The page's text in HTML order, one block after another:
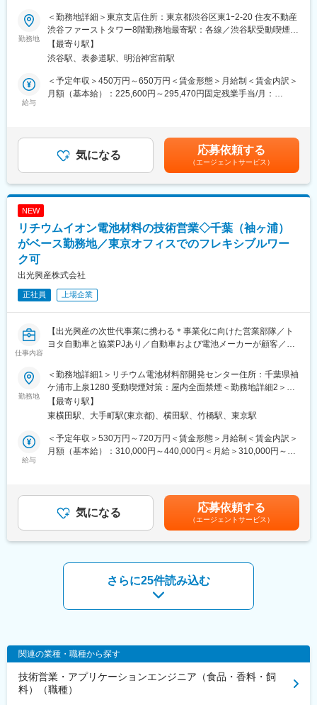
した容器を選定し、評価・検証を行いながら製品化を進めていき
ます。
■このポジションの特徴
本ポジションで特に重要となるのは、プロジェクトを円滑に推進
する調整力や管理力です。
・複数案件のスケジュール管理
などを通じて、お客様の要望を商品として形にしていく役割を担
います。
生産管理、品質保証、品質管理、購買・調達、営業などのご経験
躍いただけます。
・多様な化粧品ブランドの商品開発に携われる
・商品化までのプロジェクト全体を担当できる
・容器選定から量産化まで幅広い経験を積める
・お客様の要望を形にする達成感を味わえる
■業務概要
化粧品・医薬部外品のOEM/ODM事業を展開する当社にて、容
器・包装資材に関する開発プロジェクトの推進をご担当いただき
ます。
お客様のご要望をもとに、営業担当や容器・包装資材メーカーと
連携しながら、最適な容器・包装資材の探索・選定から評価試
験、量産化まで一連のプロジェクトを推進いただくポジションで
す。
商品化を実現していく役割を担います。
容器や包装資材に関する専門知識は入社後に習得いただけるた
め、業界経験がない方も歓迎しています。
・容器・包装資材の探索、選定
・開発案件の進行管理
・容器・包装資材メーカーとの仕様調整、納期調整
・容器・包装資材の評価試験（漏れ・適合性確認等）
・量産立ち上げに向けた対応
※容器メーカーの既存ラインナップから製品コンセプトや処方に適
ます。
■このポジションの特徴
本ポジションで特に重要となるのは、プロジェクトを円滑に推進
する調整力や管理力です。
・複数案件のスケジュール管理
・社内外との折衝・調整
・容器・包装資材の選定、評価
います。
生産管理、品質保証、品質管理、購買・調達、営業などのご経験
をお持ちの方は、これまで培った調整力や管理力を活かしてご活
■業務の魅力
・多様な化粧品ブランドの商品開発に携われる
・商品化までのプロジェクト全体を担当できる
・調整力・交渉力・進行管理力を高められる
・容器選定から量産化まで幅広い経験を積める
変更の範囲：会社の定める業務
勤務地
＜勤務地詳細＞東京支店住所：東京都渋谷区東1ｰ2-20 住友不動産
渋谷ファーストタワー8階勤務地最寄駅：各線／渋谷駅受動喫煙対
策：屋内全面禁煙変更の範囲：会社の定める事業所（リモートワ
ーク含む）
【最寄り駅】
渋谷駅、表参道駅、明治神宮前駅
給与
＜予定年収＞450万円～650万円＜賃金形態＞月給制＜賃金内訳＞
月額（基本給）：225,600円～295,470円固定残業手当/月：
を超えた分は別途時間外手当を支給※対象者には住宅手当（最大月
7万円）、家族手当（扶養家族に応じ支給）を別途支給■賞与：年
2回（6月、12月）■昇給：年1回（10月）賃金はあくまでも目安の
金額であり、選考を通じて上下する可能性があります。月給(月額)
は固定手当を含めた表記です。
気になる 応募依頼する
（エージェントサービス）
NEW
リチウムイオン電池材料の技術営業◇千葉（袖ヶ浦）
がベース勤務地／東京オフィスでのフレキシブルワー
ク可
出光興産株式会社
正社員 上場企業
仕事内容
【出光興産の次世代事業に携わる＊事業化に向けた営業部隊／ト
ヨタ自動車と協業PJあり／自動車および電池メーカーが顧客／東
■職務内容：
当社で開発中のリチウムイオン電池材料（固体電解質）の事業化
に向けて、事業化戦略のパートナーリングとして、マーケティン
グ戦略策定と取組先対応を遂行して頂き、取り組み先（自動車お
よび電池メーカー等）との交渉の窓口を担っていただきます。
＜具体的な業務内容＞
・各種会議の設定
・見積書作成
・債権管理等
※当社の材料採用に向けて、取組先（自動車および電池メーカー
等）との交渉の窓口を担っていただきます。
◎マーケティング業務【戦略策定、契約締結等】（業務割合：
30％）
・その中で、当該チームは事業化戦略のパートナーリングとし
て、マーケティング業務（マーケ戦略策定と取組先対応）を遂行
して頂きます。
勤務地
＜勤務地詳細1＞リチウム電池材料部開発センター住所：千葉県袖
ケ浦市上泉1280 受動喫煙対策：屋内全面禁煙＜勤務地詳細2＞本
社住所：東京都千代田区大手町1-2-1 勤務地最寄駅：地下鉄線／大
手町駅受動喫煙対策：屋内全面禁煙
【最寄り駅】
東横田駅、大手町駅(東京都)、横田駅、竹橋駅、東京駅
給与
＜予定年収＞530万円～720万円＜賃金形態＞月給制＜賃金内訳＞
月額（基本給）：310,000円～440,000円＜月給＞310,000円～
弊社規定により決定致します。※役職者は時間外手当、子ども手当
支給対象外です賃金はあくまでも目安の金額であり、選考を通じ
て上下する可能性があります。月給(月額)は固定手当を含めた表記
です。
気になる 応募依頼する
（エージェントサービス）
さらに25件読み込む
関連の業種・職種から探す
技術営業・アプリケーションエンジニア（食品・香料・飼
料）（職種）